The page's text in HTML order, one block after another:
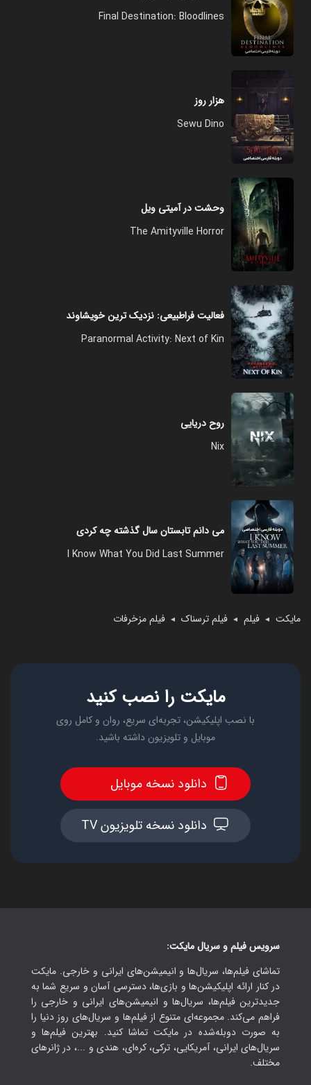
مایکت ◄ فیلم ◄ فیلم ترسناک ◄ فیلم مزخرفات
Final Destination: Bloodlines
هزار روز
Sewu Dino
وحشت در آمیتی ویل
The Amityville Horror
فعالیت فراطبیعی: نزدیک ترین خویشاوند
Paranormal Activity: Next of Kin
روح دریایی
Nix
می دانم تابستان سال گذشته چه کردی
I Know What You Did Last Summer
مایکت را نصب کنید
با نصب اپلیکیشن، تجربه‌ای سریع، روان و کامل روی
موبایل و تلویزیون داشته باشید.
دانلود نسخه موبایل
دانلود نسخه تلویزیون TV
سرویس فیلم و سریال مایکت:
تماشای فیلم‌ها، سریال‌ها و انیمیشن‌های ایرانی و خارجی. مایکت
در کنار ارائه اپلیکیشن‌ها و بازی‌ها، دسترسی آسان و سریع شما به
جدیدترین فیلم‌ها، سریال‌ها و انیمیشن‌های ایرانی و خارجی را
فراهم می‌کند. مجموعه‌ای متنوع از فیلم‌ها و سریال‌های روز دنیا را
به صورت دوبله‌شده در مایکت تماشا کنید. بهترین فیلم‌ها و
سریال‌های ایرانی، آمریکایی، ترکی، کره‌ای، هندی و ...، در ژانرهای
مختلف.